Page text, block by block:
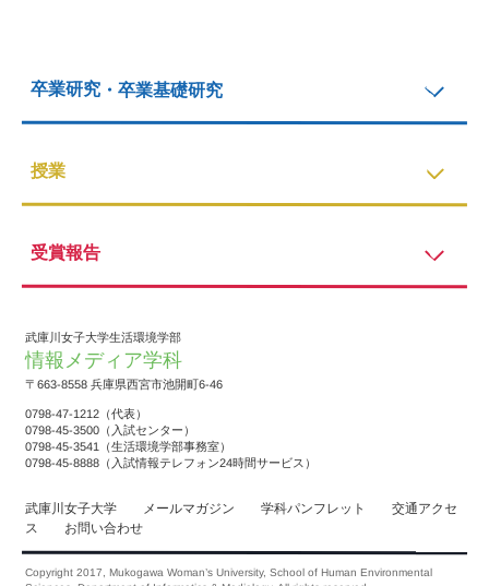
卒業研究・卒業基礎研究
授業
受賞報告
武庫川女子大学生活環境学部
情報メディア学科
〒663-8558 兵庫県西宮市池開町6-46
0798-47-1212（代表）
0798-45-3500（入試センター）
0798-45-3541（生活環境学部事務室）
0798-45-8888（入試情報テレフォン24時間サービス）
武庫川女子大学 メールマガジン 学科パンフレット
交通アクセ
ス
お問い合わせ
Copyright 2017, Mukogawa Woman’s University, School of Human Environmental